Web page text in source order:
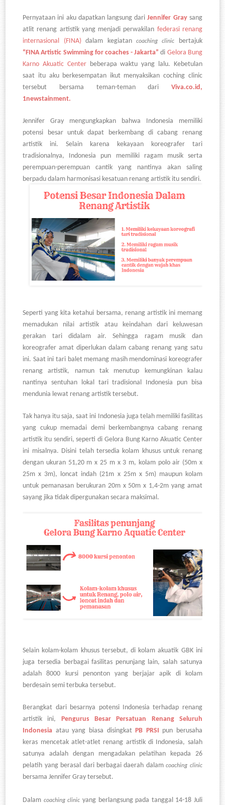
Pernyataan ini aku dapatkan langsung dariJennifer Graysang
atlit renang artistik yang menjadi perwakilan federasi renang
internasional (FINA)dalam kegiatan coaching clinic
bertajuk
“FINA Artistic Swimming for coaches - Jakarta” di Gelora Bung
Karno Akuatic Center beberapa waktu yang lalu. Kebetulan
saat itu aku berkesempatan ikut menyaksikan coching clinic
tersebut bersama teman-teman dari Viva.co.id,
1newstainment.
Jennifer Gray mengungkapkan bahwa Indonesia memiliki
potensi besar untuk dapat berkembang di cabang renang
artistik ini. Selain karena kekayaan koreografer tari
tradisionalnya, Indonesia pun memiliki ragam musik serta
perempuan-perempuan cantik yang nantinya akan saling
berpadu dalam harmonisasi kesatuan renang artistik itu sendiri.
Seperti yang kita ketahui bersama, renang artistik ini memang
memadukan nilai artistik atau keindahan dari keluwesan
gerakan tari didalam air. Sehingga ragam musik dan
koreografer amat diperlukan dalam cabang renang yang satu
ini. Saat ini tari balet memang masih mendominasi koreografer
renang artistik, namun tak menutup kemungkinan kalau
nantinya sentuhan lokal tari tradisional Indonesia pun bisa
mendunia lewat renang artistik tersebut.
Tak hanya itu saja, saat ini Indonesia juga telah memiliki fasilitas
yang cukup memadai demi berkembangnya cabang renang
artistik itu sendiri, seperti di Gelora Bung Karno Akuatic Center
ini misalnya. Disini telah tersedia kolam khusus untuk renang
dengan ukuran 51,20 m x 25 m x 3 m, kolam polo air (50m x
25m x 3m), loncat indah (21m x 25m x 5m) maupun kolam
untuk pemanasan berukuran 20m x 50m x 1,4-2m yang amat
sayang jika tidak dipergunakan secara maksimal.
Selain kolam-kolam khusus tersebut, di kolam akuatik GBK ini
juga tersedia berbagai fasilitas penunjang lain, salah satunya
adalah 8000 kursi penonton yang berjajar apik di kolam
berdesain semi terbuka tersebut.
Berangkat dari besarnya potensi Indonesia terhadap renang
artistik ini, Pengurus Besar Persatuan Renang Seluruh
Indonesia atau yang biasa disingkatPB PRSI pun berusaha
keras mencetak atlet-atlet renang artistik di Indonesia, salah
satunya adalah dengan mengadakan pelatihan kepada 26
pelatih yang berasal dari berbagai daerah dalamcoaching clinic
bersama Jennifer Gray tersebut.
Dalam coaching clinic yang berlangsung pada tanggal 14-18 Juli